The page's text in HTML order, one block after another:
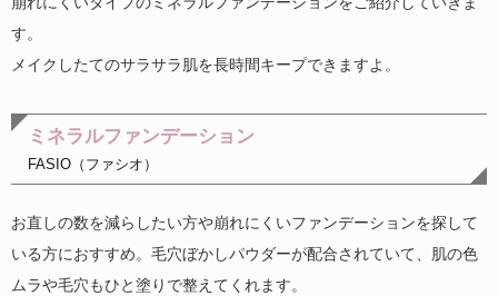
す。
メイクしたてのサラサラ肌を長時間キープできますよ。
ミネラルファンデーション
FASIO（ファシオ）
お直しの数を減らしたい方や崩れにくいファンデーションを探して
いる方におすすめ。毛穴ぼかしパウダーが配合されていて、肌の色
ムラや毛穴もひと塗りで整えてくれます。